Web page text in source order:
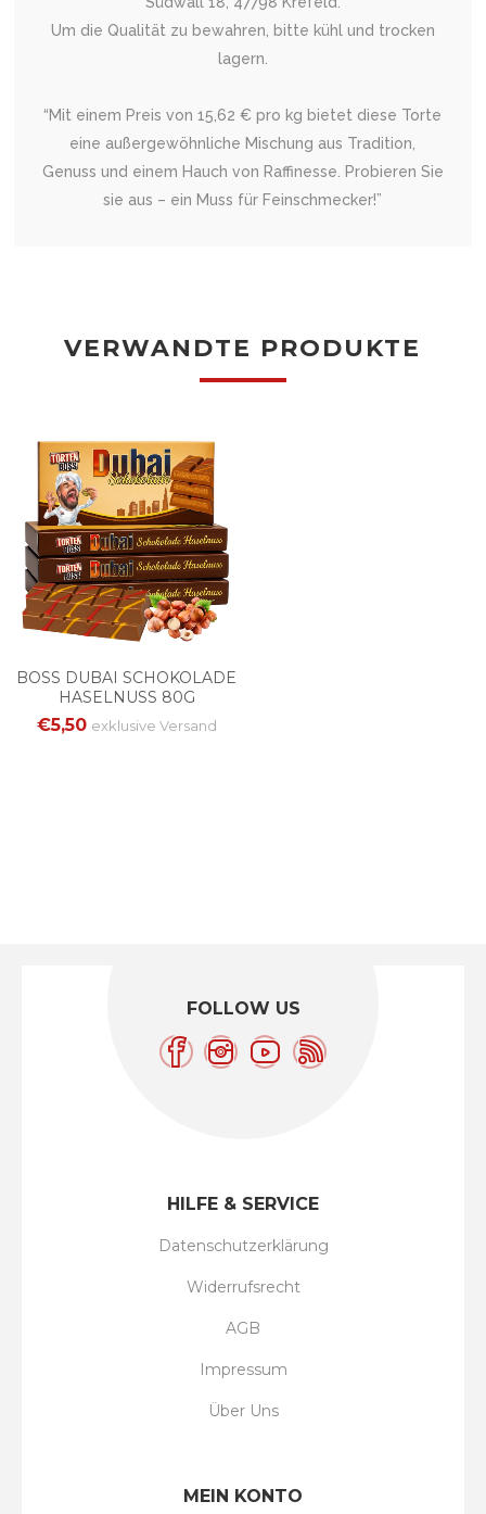
Um die Qualität zu bewahren, bitte kühl und trocken
lagern.
“Mit einem Preis von 15,62 € pro kg bietet diese Torte
eine außergewöhnliche Mischung aus Tradition,
Genuss und einem Hauch von Raffinesse. Probieren Sie
sie aus – ein Muss für Feinschmecker!”
VERWANDTE PRODUKTE
BOSS DUBAI SCHOKOLADE
HASELNUSS 80G
€5,50 exklusive Versand
FOLLOW US
HILFE & SERVICE
Datenschutzerklärung
Widerrufsrecht
AGB
Impressum
Über Uns
MEIN KONTO